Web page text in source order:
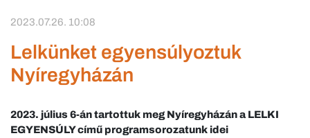
2023.07.26. 10:08
Lelkünket egyensúlyoztuk
Nyíregyházán
2023. július 6-án tartottuk meg Nyíregyházán a LELKI
EGYENSÚLYcímű programsorozatunk idei